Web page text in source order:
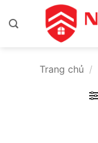
qua
Trang chủ /